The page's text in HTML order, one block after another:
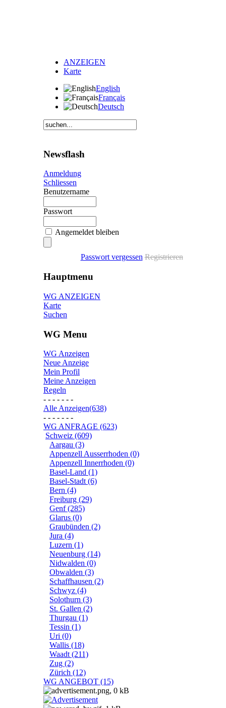
ANZEIGEN
Karte
English
Français
Deutsch
Newsflash
Anmeldung
Schliessen
Benutzername
Passwort
Angemeldet bleiben
Passwort vergessen Registrieren
Hauptmenu
WG ANZEIGEN
Karte
Suchen
WG Menu
WG Anzeigen
Neue Anzeige
Mein Profil
Meine Anzeigen
Regeln
- - - - - - -
Alle Anzeigen(638)
- - - - - - -
WG ANFRAGE (623)
Schweiz (609)
Aargau (3)
Appenzell Ausserrhoden (0)
Appenzell Innerrhoden (0)
Basel-Land (1)
Basel-Stadt (6)
Bern (4)
Freiburg (29)
Genf (285)
Glarus (0)
Graubünden (2)
Jura (4)
Luzern (1)
Neuenburg (14)
Nidwalden (0)
Obwalden (3)
Schaffhausen (2)
Schwyz (4)
Solothurn (3)
St. Gallen (2)
Thurgau (1)
Tessin (1)
Uri (0)
Wallis (18)
Waadt (211)
Zug (2)
Zürich (12)
WG ANGEBOT (15)